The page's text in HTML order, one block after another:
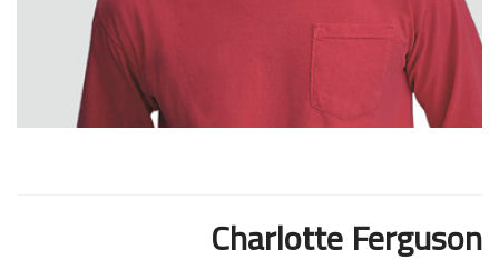
Charlotte Ferguson